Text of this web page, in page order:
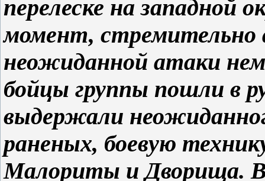
перелеске на западной
момент, стремительно
неожиданной атаки
бойцы группы пошли в
выдержали
раненых, боевую
Малориты и Дворища.